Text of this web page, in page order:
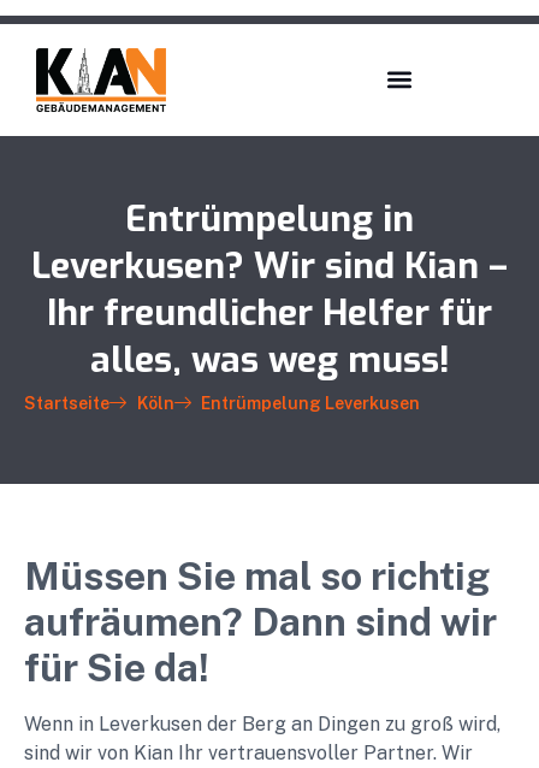
Entrümpelung in
Leverkusen? Wir sind Kian –
Ihr freundlicher Helfer für
alles, was weg muss!
Startseite Köln Entrümpelung Leverkusen
Müssen Sie mal so richtig
aufräumen? Dann sind wir
für Sie da!
Wenn in Leverkusen der Berg an Dingen zu groß wird,
sind wir von Kian Ihr vertrauensvoller Partner. Wir